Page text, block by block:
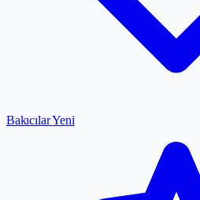
BakıcılarYeni